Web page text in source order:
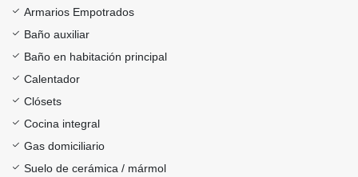
Armarios Empotrados
Baño auxiliar
Baño en habitación principal
Calentador
Clósets
Cocina integral
Gas domiciliario
Suelo de cerámica / mármol